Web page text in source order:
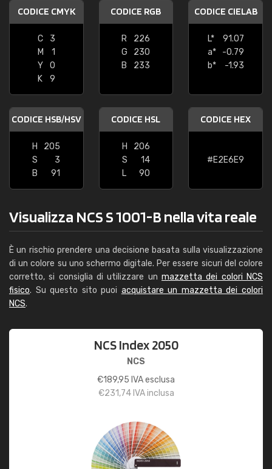
CODICE CMYK
C
3
M
1
Y
0
K
9
CODICE RGB
R
226
G
230
B
233
CODICE CIELAB
L*
91.07
a*
-0.79
b*
-1.93
CODICE HSB/HSV
H
205
S
3
B
91
CODICE HSL
H
206
S
14
L
90
CODICE HEX
#E2E6E9
Visualizza NCS S 1001-B nella vita reale
È un rischio prendere una decisione basata sulla visualizzazione
di un colore su uno schermo digitale. Per essere sicuri del colore
corretto, si consiglia di utilizzare un mazzetta dei colori NCS
fisico. Su questo sito puoi acquistare un mazzetta dei colori
NCS.
NCS Index 2050
NCS
€189,95 IVA esclusa
€231,74IVA inclusa